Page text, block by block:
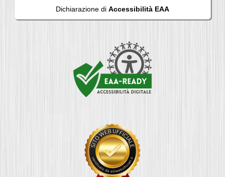
Dichiarazione di Accessibilità EAA